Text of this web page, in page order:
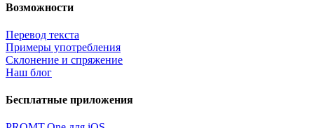
Возможности
Перевод текста
Примеры употребления
Склонение и спряжение
Наш блог
Бесплатные приложения